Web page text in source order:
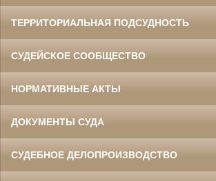
ТЕРРИТОРИАЛЬНАЯ ПОДСУДНОСТЬ
СУДЕЙСКОЕ СООБЩЕСТВО
НОРМАТИВНЫЕ АКТЫ
ДОКУМЕНТЫ СУДА
СУДЕБНОЕ ДЕЛОПРОИЗВОДСТВО